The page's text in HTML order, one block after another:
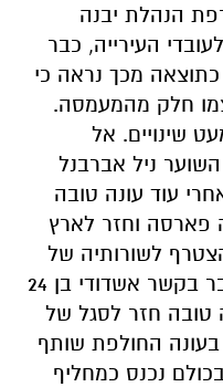
הנהלת יבנה
העירייה, כבר
מכך נראה כי
חלק מהמעמסה.
שינויים. אל
ניל אברבנל
עוד עונה טובה
פארסה וחזר לארץ
לשורותיה של
הקבוצה הוא מישל רוס. מדובר בקשר אשדודי בן 24
טובה חזר לסגל של
החולפת שותף
ובכולם נכנס כמחליף